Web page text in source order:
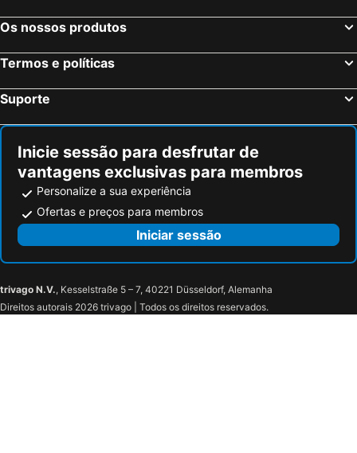
Os nossos produtos
Termos e políticas
Suporte
Inicie sessão para desfrutar de
vantagens exclusivas para membros
Personalize a sua experiência
Ofertas e preços para membros
Iniciar sessão
trivago N.V., Kesselstraße 5 – 7, 40221 Düsseldorf, Alemanha
Direitos autorais 2026 trivago | Todos os direitos reservados.